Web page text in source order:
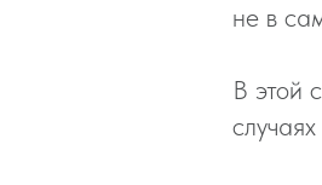
не в
В этой